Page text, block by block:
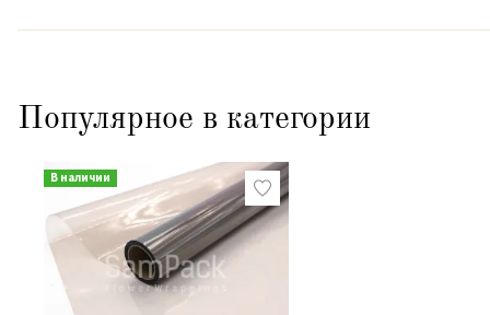
Популярное в категории
В наличии